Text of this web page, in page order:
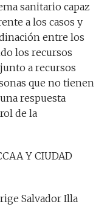
sanitario capaz
a los casos y
entre los
los recursos
a recursos
que no tienen
respuesta
de la
Y CIUDAD
Salvador Illa